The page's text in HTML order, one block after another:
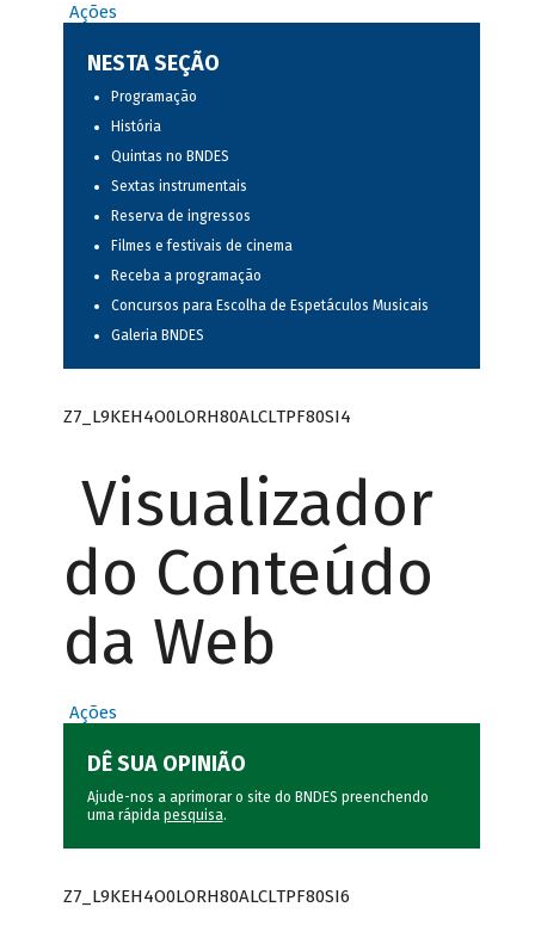
Ações
NESTA SEÇÃO
Programação
História
Quintas no BNDES
Sextas instrumentais
Reserva de ingressos
Filmes e festivais de cinema
Receba a programação
Concursos para Escolha de Espetáculos Musicais
Galeria BNDES
Z7_L9KEH4O0LORH80ALCLTPF80SI4
Visualizador
do Conteúdo
da Web
Ações
DÊ SUA OPINIÃO
Ajude-nos a aprimorar o site do BNDES preenchendo
uma rápida pesquisa.
Z7_L9KEH4O0LORH80ALCLTPF80SI6